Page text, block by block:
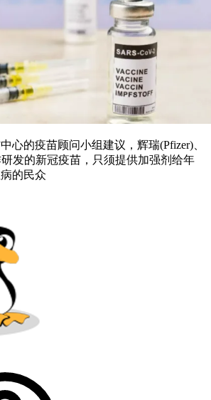
心的疫苗顾问小组建议，辉瑞(Pfizer)、
发的新冠疫苗，只须提供加强剂给年
的民众